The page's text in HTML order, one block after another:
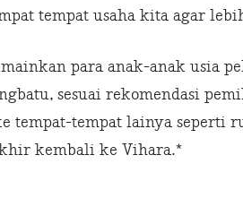
tempat usaha kita agar
para anak-anak usia
sesuai rekomendasi
tempat-tempat lainya seperti
kembali ke Vihara.*